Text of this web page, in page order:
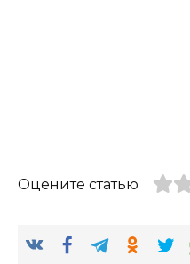
Оцените статью